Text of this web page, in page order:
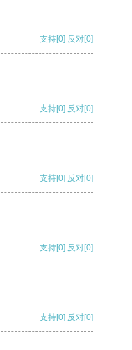
支持[0] 反对[0]
支持[0] 反对[0]
支持[0] 反对[0]
支持[0] 反对[0]
支持[0] 反对[0]